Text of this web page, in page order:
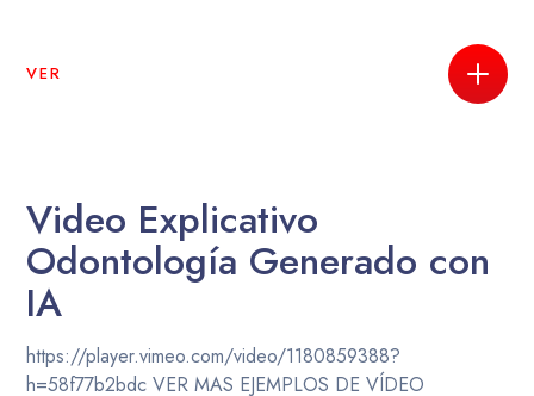
VER
Video Explicativo
Odontología Generado con
IA
https://player.vimeo.com/video/1180859388?
h=58f77b2bdc VER MAS EJEMPLOS DE VÍDEO